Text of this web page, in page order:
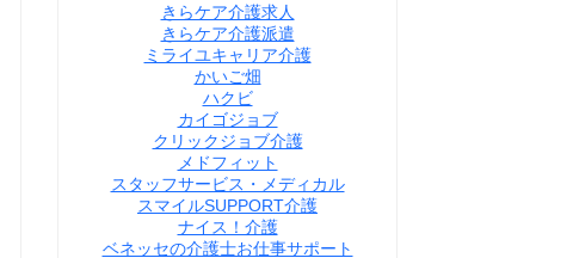
きらケア介護求人
きらケア介護派遣
ミライユキャリア介護
かいご畑
ハクビ
カイゴジョブ
クリックジョブ介護
メドフィット
スタッフサービス・メディカル
スマイルSUPPORT介護
ナイス！介護
ベネッセの介護士お仕事サポート